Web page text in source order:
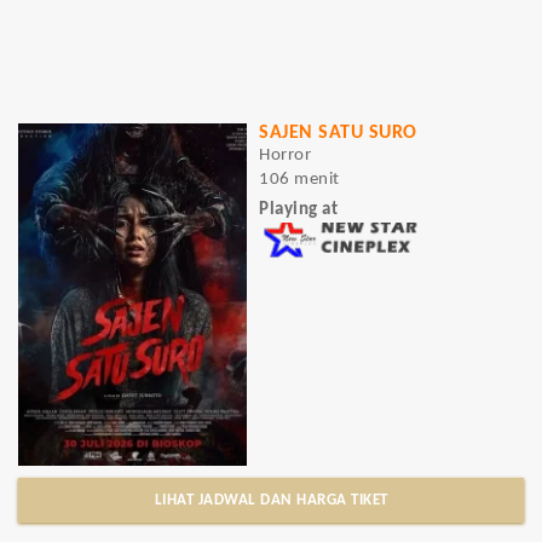
SAJEN SATU SURO
Horror
106 menit
Playing at
LIHAT JADWAL DAN HARGA TIKET